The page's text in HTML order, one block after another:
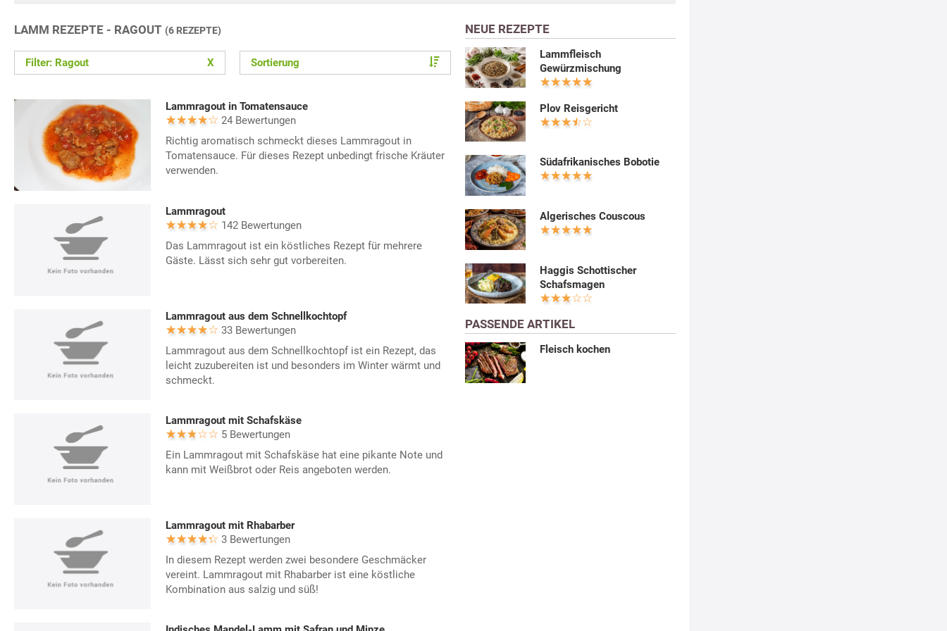
LAMM REZEPTE - RAGOUT (6 REZEPTE)
Filter: Ragout X Sortierung
Lammragout in Tomatensauce
24 Bewertungen
Richtig aromatisch schmeckt dieses Lammragout in
Tomatensauce. Für dieses Rezept unbedingt frische Kräuter
verwenden.
Lammragout
142 Bewertungen
Das Lammragout ist ein köstliches Rezept für mehrere
Gäste. Lässt sich sehr gut vorbereiten.
Lammragout aus dem Schnellkochtopf
33 Bewertungen
Lammragout aus dem Schnellkochtopf ist ein Rezept, das
leicht zuzubereiten ist und besonders im Winter wärmt und
schmeckt.
Lammragout mit Schafskäse
5 Bewertungen
Ein Lammragout mit Schafskäse hat eine pikante Note und
kann mit Weißbrot oder Reis angeboten werden.
Lammragout mit Rhabarber
3 Bewertungen
In diesem Rezept werden zwei besondere Geschmäcker
vereint. Lammragout mit Rhabarber ist eine köstliche
Kombination aus salzig und süß!
NEUE REZEPTE
Lammfleisch
Gewürzmischung
Plov Reisgericht
Südafrikanisches Bobotie
Algerisches Couscous
Haggis Schottischer
Schafsmagen
PASSENDE ARTIKEL
Fleisch kochen